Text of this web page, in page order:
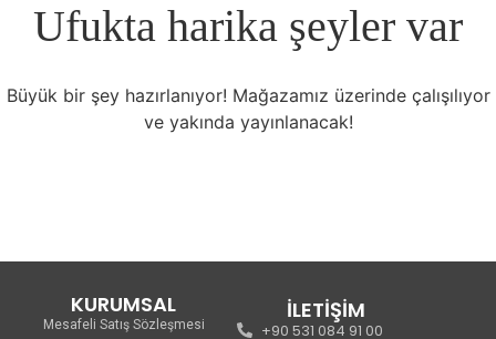
Ufukta harika şeyler var
Büyük bir şey hazırlanıyor! Mağazamız üzerinde çalışılıyor
ve yakında yayınlanacak!
KURUMSAL
Mesafeli Satış Sözleşmesi
İLETİŞİM
+90 531 084 91 00